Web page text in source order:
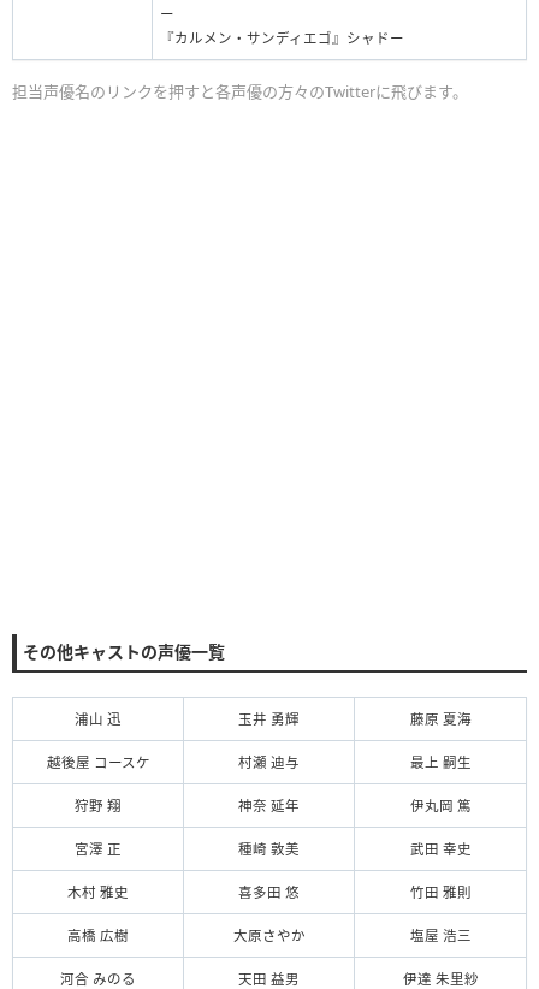
ー
『カルメン・サンディエゴ』シャドー
担当声優名のリンクを押すと各声優の方々のTwitterに飛びます。
その他キャストの声優一覧
浦山 迅 玉井 勇輝 藤原 夏海
越後屋 コースケ 村瀬 迪与 最上 嗣生
狩野 翔 神奈 延年 伊丸岡 篤
宮澤 正 種崎 敦美 武田 幸史
木村 雅史 喜多田 悠 竹田 雅則
高橋 広樹 大原さやか 塩屋 浩三
河合 みのる 天田 益男 伊達 朱里紗